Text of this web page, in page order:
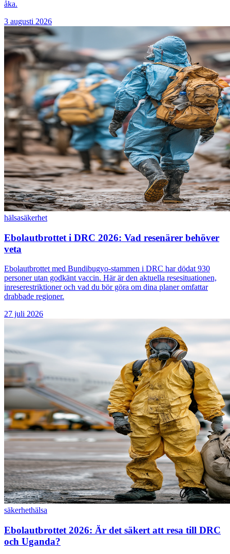
åka.
3 augusti 2026
hälsasäkerhet
Ebolautbrottet i DRC 2026: Vad resenärer behöver
veta
Ebolautbrottet med Bundibugyo-stammen i DRC har dödat 930
personer utan godkänt vaccin. Här är den aktuella resesituationen,
inreserestriktioner och vad du bör göra om dina planer omfattar
drabbade regioner.
27 juli 2026
säkerhethälsa
Ebolautbrottet 2026: Är det säkert att resa till DRC
och Uganda?